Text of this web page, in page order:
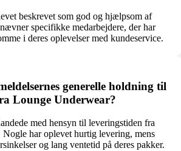
beskrevet som god og hjælpsom af
specifikke medarbejdere, der har
i deres oplevelser med kundeservice.
generelle holdning til
Lounge Underwear?
med hensyn til leveringstiden fra
har oplevet hurtig levering, mens
og lang ventetid på deres pakker.